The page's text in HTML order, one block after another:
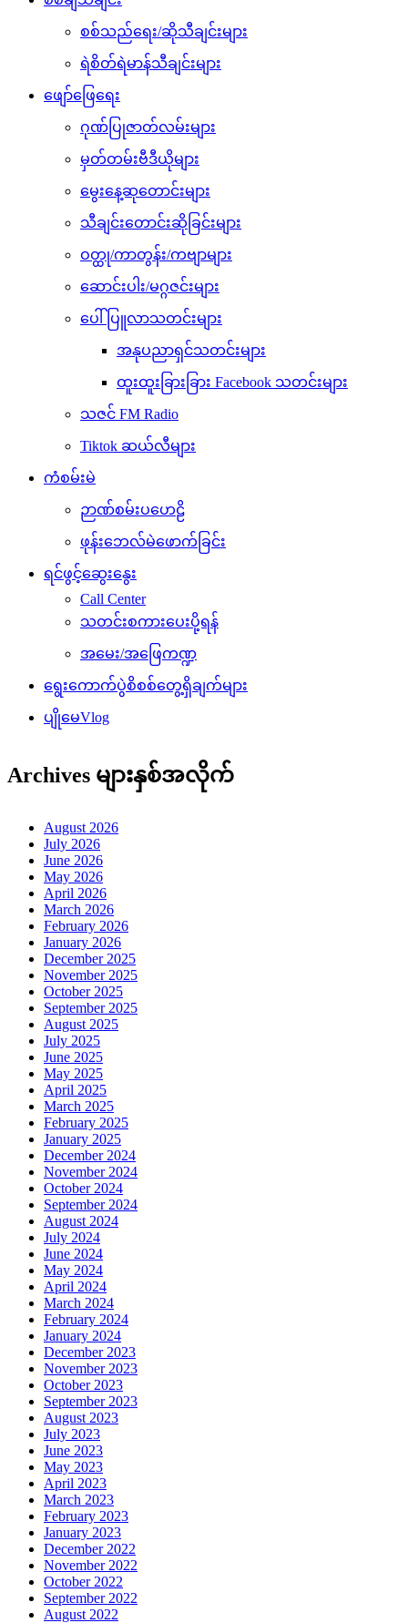
စစ်သည်ရေး/ဆိုသီချင်းများ
ရဲစိတ်ရဲမာန်သီချင်းများ
ဖျော်ဖြေရေး
ဂုဏ်ပြုဇာတ်လမ်းများ
မှတ်တမ်းဗီဒီယိုများ
မွေးနေ့ဆုတောင်းများ
သီချင်းတောင်းဆိုခြင်းများ
ဝတ္ထု/ကာတွန်း/ကဗျာများ
ဆောင်းပါး/မဂ္ဂဇင်းများ
ပေါ်ပြူလာသတင်းများ
အနုပညာရှင်သတင်းများ
ထူးထူးခြားခြား Facebook သတင်းများ
သဇင် FM Radio
Tiktok ဆယ်လီများ
ကံစမ်းမဲ
ဉာဏ်စမ်းပဟေဠိ
ဖုန်းဘေလ်မဲဖောက်ခြင်း
ရင်ဖွင့်ဆွေးနွေး
Call Center
သတင်းစကားပေးပို့ရန်
အမေး/အဖြေကဏ္ဍ
ရွေးကောက်ပွဲစိစစ်တွေ့ရှိချက်များ
ပျိုမေVlog
Archives များနှစ်အလိုက်
August 2026
July 2026
June 2026
May 2026
April 2026
March 2026
February 2026
January 2026
December 2025
November 2025
October 2025
September 2025
August 2025
July 2025
June 2025
May 2025
April 2025
March 2025
February 2025
January 2025
December 2024
November 2024
October 2024
September 2024
August 2024
July 2024
June 2024
May 2024
April 2024
March 2024
February 2024
January 2024
December 2023
November 2023
October 2023
September 2023
August 2023
July 2023
June 2023
May 2023
April 2023
March 2023
February 2023
January 2023
December 2022
November 2022
October 2022
September 2022
August 2022